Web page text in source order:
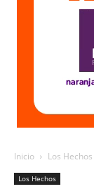
Inicio Los Hechos
Los Hechos